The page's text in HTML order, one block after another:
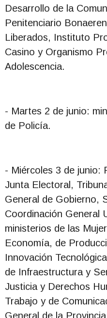
Desarrollo de la
Penitenciario
Liberados, Instituto
Casino y Organismo
Adolescencia.
- Martes 2 de junio:
de Policía.
- Miércoles 3 de junio:
Junta Electoral,
General de Gobierno,
Coordinación General
ministerios de las
Economía, de
Innovación
de Infraestructura y
Justicia y Derechos
Trabajo y de
General de la